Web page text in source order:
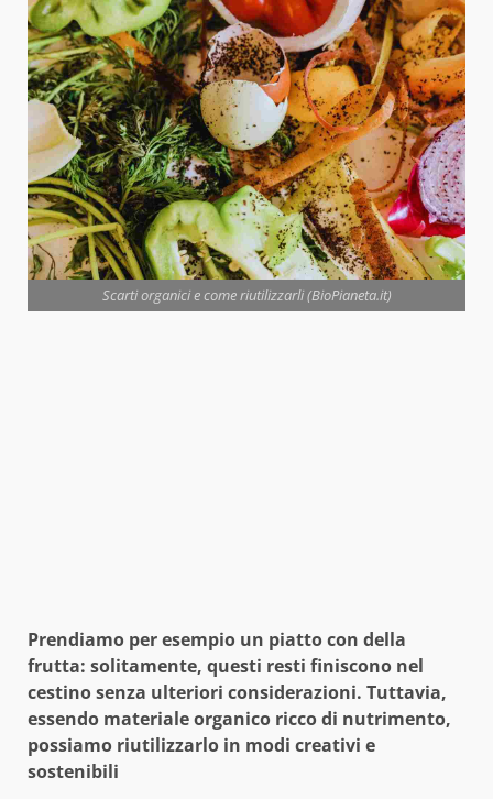
Scarti organici e come riutilizzarli (BioPianeta.it)
Prendiamo per esempio un piatto con della
frutta: solitamente, questi resti finiscono nel
cestino senza ulteriori considerazioni. Tuttavia,
essendo materiale organico ricco di nutrimento,
possiamo riutilizzarlo in modi creativi e
sostenibili